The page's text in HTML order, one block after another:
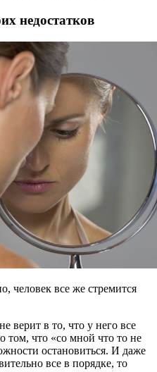
недостатков
человек все же стремится
верит в то, что у него все
том, что «со мной что то не
остановиться. И даже
все в порядке, то